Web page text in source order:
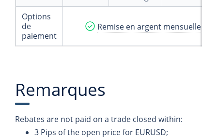
Options
de
paiement
Remise en argent mensuelle
Remarques
Rebates are not paid on a trade closed within:
3 Pips of the open price for EURUSD;